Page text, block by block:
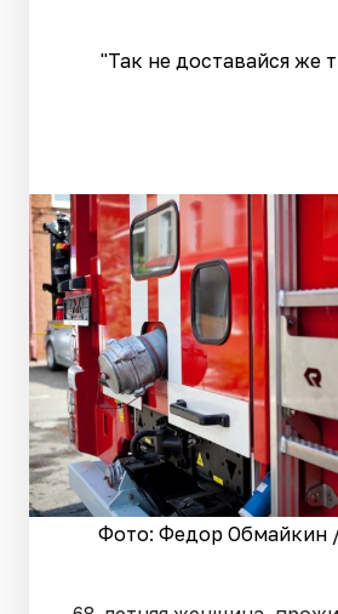
"Так не доставайся же
Фото: Федор Обмайкин